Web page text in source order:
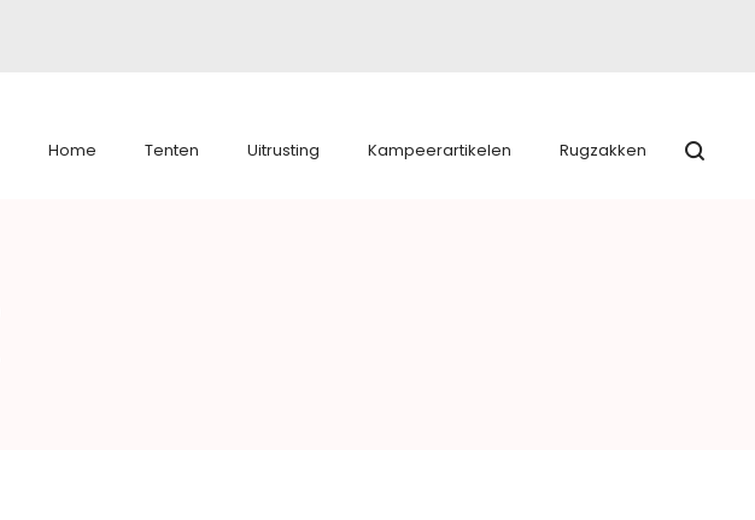
Home Tenten Uitrusting Kampeerartikelen Rugzakken